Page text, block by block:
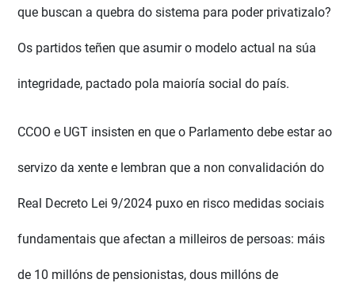
que buscan a quebra do sistema para poder privatizalo?
Os partidos teñen que asumir o modelo actual na súa
integridade, pactado pola maioría social do país.
CCOO e UGT insisten en que o Parlamento debe estar ao
servizo da xente e lembran que a non convalidación do
Real Decreto Lei 9/2024 puxo en risco medidas sociais
fundamentais que afectan a milleiros de persoas: máis
de 10 millóns de pensionistas, dous millóns de